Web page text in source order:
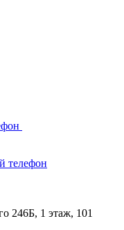
телефон
246Б, 1 этаж, 101